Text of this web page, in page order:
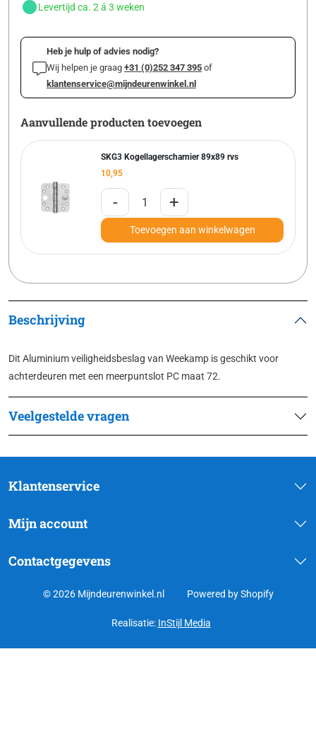
Levertijd ca. 2 á 3 weken
Heb je hulp of advies nodig?
Wij helpen je graag +31 (0)252 347 395 of
klantenservice@mijndeurenwinkel.nl
Aanvullende producten toevoegen
SKG3 Kogellagerscharnier 89x89 rvs
10,95
- +
Toevoegen aan winkelwagen
Beschrijving
Dit Aluminium veiligheidsbeslag van Weekamp is geschikt voor
achterdeuren met een meerpuntslot PC maat 72.
Veelgestelde vragen
Klantenservice
Mijn account
Contactgegevens
© 2026 Mijndeurenwinkel.nl Powered by Shopify
Realisatie: InStijl Media